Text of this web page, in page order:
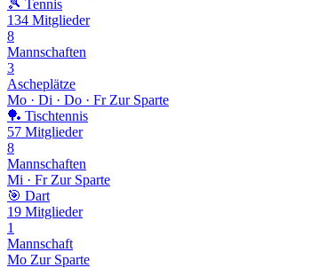
🎾 Tennis
134 Mitglieder
8
Mannschaften
3
Ascheplätze
Mo · Di · Do · Fr Zur Sparte
🏓 Tischtennis
57 Mitglieder
8
Mannschaften
Mi · Fr Zur Sparte
🎯 Dart
19 Mitglieder
1
Mannschaft
Mo Zur Sparte